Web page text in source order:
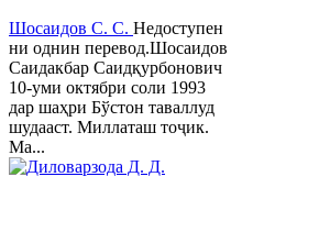
Шосаидов С. С. Недоступен
ни однин перевод.Шосаидов
Саидакбар Саидқурбонович
10-уми октябри соли 1993
дар шаҳри Бўстон таваллуд
шудааст. Миллаташ тоҷик.
Ма...